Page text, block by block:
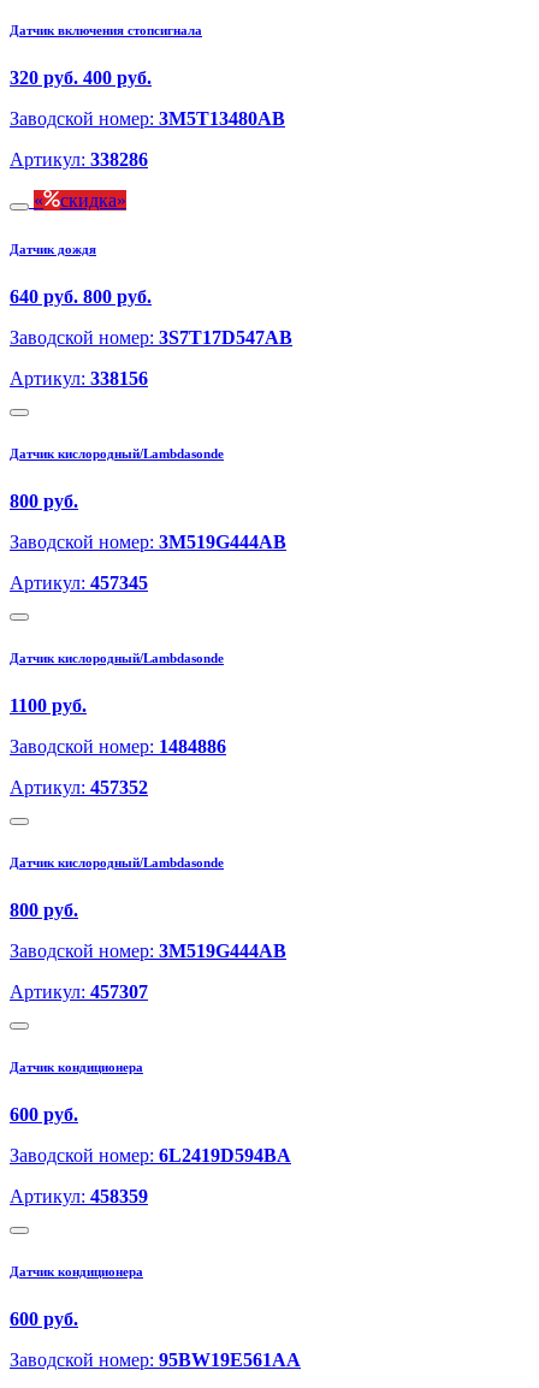
Датчик включения стопсигнала
320 руб. 400 руб.
Заводской номер: 3M5T13480AB
Артикул: 338286
скидка
Датчик дождя
640 руб. 800 руб.
Заводской номер: 3S7T17D547AB
Артикул: 338156
Датчик кислородный/Lambdasonde
800 руб.
Заводской номер: 3M519G444AB
Артикул: 457345
Датчик кислородный/Lambdasonde
1100 руб.
Заводской номер: 1484886
Артикул: 457352
Датчик кислородный/Lambdasonde
800 руб.
Заводской номер: 3M519G444AB
Артикул: 457307
Датчик кондиционера
600 руб.
Заводской номер: 6L2419D594BA
Артикул: 458359
Датчик кондиционера
600 руб.
Заводской номер: 95BW19E561AA